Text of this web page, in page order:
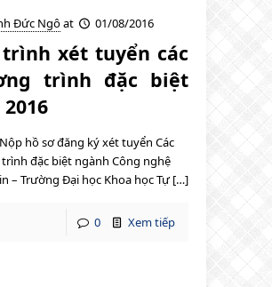
Đức Ngôat 01/08/2016
trình xét tuyển các
trình đặc biệt
hồ sơ đăng ký xét tuyển Các
đặc biệt ngành Công nghệ
– Trường Đại học Khoa học Tự […]
0 Xem tiếp